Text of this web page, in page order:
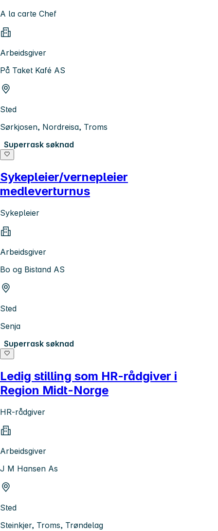
A la carte Chef
Arbeidsgiver
På Taket Kafé AS
Sted
Sørkjosen, Nordreisa, Troms
Superrask søknad
Sykepleier/vernepleier
medleverturnus
Sykepleier
Arbeidsgiver
Bo og Bistand AS
Sted
Senja
Superrask søknad
Ledig stilling som HR-rådgiver i
Region Midt-Norge
HR-rådgiver
Arbeidsgiver
J M Hansen As
Sted
Steinkjer, Troms, Trøndelag